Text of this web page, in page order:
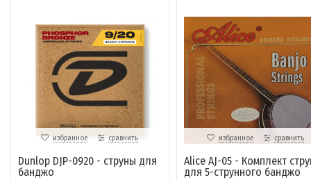
избранное сравнить
Dunlop DJP-0920 - струны для
банджо
избранное сравнить
Alice AJ-05 - Комплект
для 5-струнного банджо